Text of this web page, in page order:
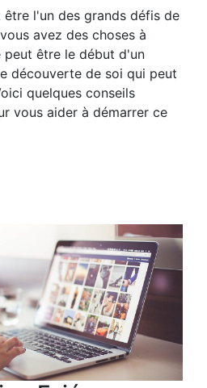
l'un des grands défis de
avez des choses à
être le début d'un
découverte de soi qui peut
quelques conseils
vous aider à démarrer ce